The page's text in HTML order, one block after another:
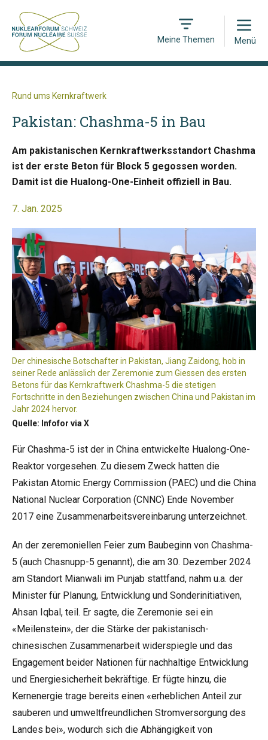
Meine Themen
Open
Menü
Rund ums Kernkraftwerk
Pakistan: Chashma-5 in Bau
Am pakistanischen Kernkraftwerksstandort Chashma
ist der erste Beton für Block 5 gegossen worden.
Damit ist die Hualong-One-Einheit offiziell in Bau.
7. Jan. 2025
Der chinesische Botschafter in Pakistan, Jiang Zaidong, hob in
seiner Rede anlässlich der Zeremonie zum Giessen des ersten
Betons für das Kernkraftwerk Chashma-5 die stetigen
Fortschritte in den Beziehungen zwischen China und Pakistan im
Jahr 2024 hervor.
Quelle: Infofor via X
Für Chashma-5 ist der in China entwickelte Hualong-One-
Reaktor vorgesehen. Zu diesem Zweck hatten die
Pakistan Atomic Energy Commission (PAEC) und die China
National Nuclear Corporation (CNNC) Ende November
2017 eine Zusammenarbeitsvereinbarung unterzeichnet.
An der zeremoniellen Feier zum Baubeginn von Chashma-
5 (auch Chasnupp-5 genannt), die am 30. Dezember 2024
am Standort Mianwali im Punjab stattfand, nahm u.a. der
Minister für Planung, Entwicklung und Sonderinitiativen,
Ahsan Iqbal, teil. Er sagte, die Zeremonie sei ein
«Meilenstein», der die Stärke der pakistanisch-
chinesischen Zusammenarbeit widerspiegle und das
Engagement beider Nationen für nachhaltige Entwicklung
und Energiesicherheit bekräftige. Er fügte hinzu, die
Kernenergie trage bereits einen «erheblichen Anteil zur
sauberen und umweltfreundlichen Stromversorgung des
Landes bei», wodurch sich die Abhängigkeit von